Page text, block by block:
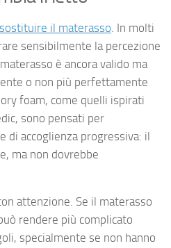
sostituire il materasso . In molti
sensibilmente la percezione
è ancora valido ma
o non più perfettamente
foam, come quelli ispirati
sono pensati per
di accoglienza progressiva: il
ma non dovrebbe
attenzione. Se il materasso
rendere più complicato
specialmente se non hanno